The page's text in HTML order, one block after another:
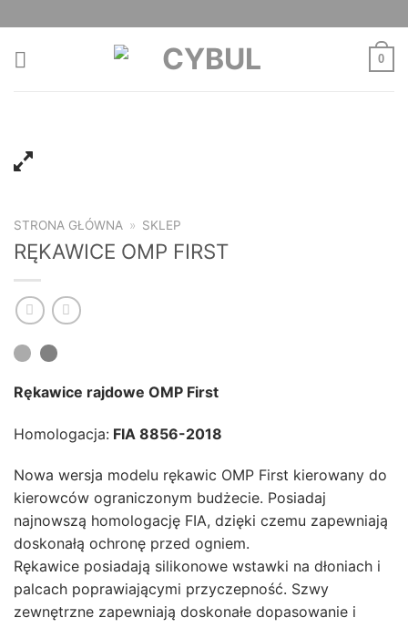
content
0
STRONA GŁÓWNA » SKLEP
RĘKAWICE OMP FIRST
Rękawice rajdowe OMP First
Homologacja: FIA 8856-2018
Nowa wersja modelu rękawic OMP First kierowany do
kierowców ograniczonym budżecie. Posiadaj
najnowszą homologację FIA, dzięki czemu zapewniają
doskonałą ochronę przed ogniem.
Rękawice posiadają silikonowe wstawki na dłoniach i
palcach poprawiającymi przyczepność. Szwy
zewnętrzne zapewniają doskonałe dopasowanie i